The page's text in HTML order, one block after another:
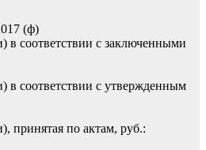
(ф)
в соответствии с заключенными
в соответствии с утвержденным
принятая по актам, руб.: